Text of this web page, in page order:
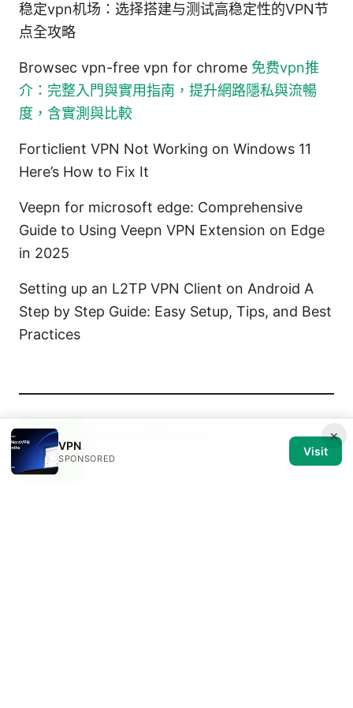
稳定vpn机场：选择搭建与测试高稳定性的VPN节
点全攻略
Browsec vpn-free vpn for chrome 免费vpn推
介：完整入門與實用指南，提升網路隱私與流暢
度，含實測與比較
Forticlient VPN Not Working on Windows 11
Here’s How to Fix It
Veepn for microsoft edge: Comprehensive
Guide to Using Veepn VPN Extension on Edge
in 2025
Setting up an L2TP VPN Client on Android A
Step by Step Guide: Easy Setup, Tips, and Best
Practices
Soraya writes about streaming geo-
×
VPN
SPONSORED
Visit